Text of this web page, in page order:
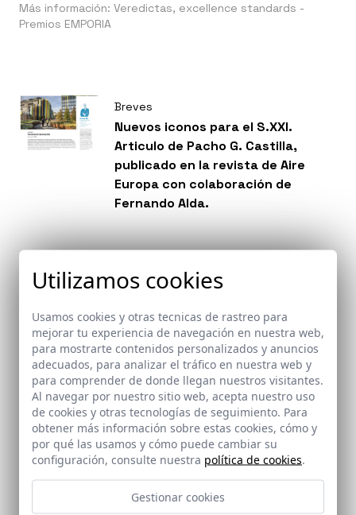
Más información: Veredictas, excellence standards -
Premios EMPORIA
Breves
Nuevos iconos para el S.XXI.
Articulo de Pacho G. Castilla,
publicado en la revista de Aire
Europa con colaboración de
Fernando Alda.
Donde cantan las acequias y
antiguo Colegio Nacional Reyes
Católicos de Santa Fe como
biblioteca municipal. Santa Fe,
Granada recibe Premio EX AEQUO
en la categoría de Acción Pública
en los Premios de La Casa de la
Arquitectura.
Breves
La revista ST de Strugal, ha
publicado un extenso reportaje
sobre la trayectoria de Fernando
Alda, sus inicios, procesos e
Utilizamos cookies
Usamos cookies y otras tecnicas de rastreo para
mejorar tu experiencia de navegación en nuestra web,
para mostrarte contenidos personalizados y anuncios
adecuados, para analizar el tráfico en nuestra web y
para comprender de donde llegan nuestros visitantes.
Al navegar por nuestro sitio web, acepta nuestro uso
de cookies y otras tecnologías de seguimiento. Para
obtener más información sobre estas cookies, cómo y
por qué las usamos y cómo puede cambiar su
configuración, consulte nuestra política de cookies.
Gestionar cookies